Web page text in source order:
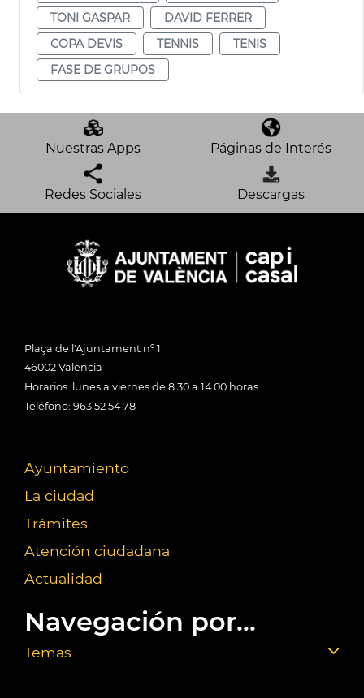
TONI GASPAR
DAVID FERRER
COPA DEVIS
TENNIS
TENIS
FASE DE GRUPOS
Nuestras Apps Páginas de Interés
Redes Sociales Descargas
Plaça de l'Ajuntament nº 1
46002 València
Horarios: lunes a viernes de 8:30 a 14:00 horas
Teléfono: 963 52 54 78
Ayuntamiento
La ciudad
Trámites
Atención ciudadana
Actualidad
Navegación por...
Temas